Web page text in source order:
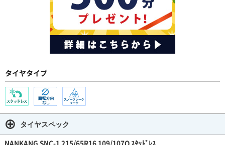
タイヤタイプ
タイヤスペック
NANKANG SNC-1 215/65R16 109/107Q ｽﾀｯﾄﾞﾚｽ